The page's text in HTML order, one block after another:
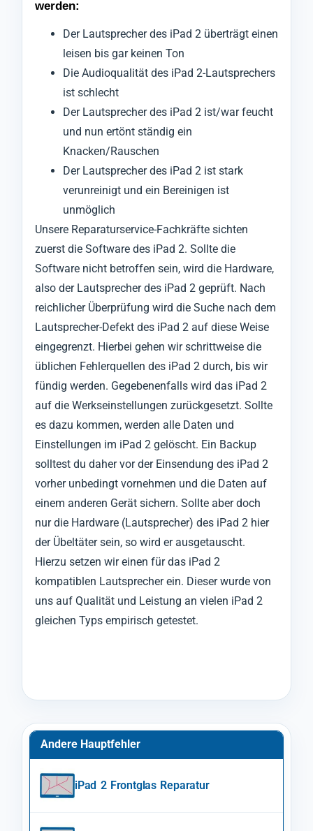
werden:
Der Lautsprecher des iPad 2 überträgt einen
leisen bis gar keinen Ton
Die Audioqualität des iPad 2-Lautsprechers
ist schlecht
Der Lautsprecher des iPad 2 ist/war feucht
und nun ertönt ständig ein
Knacken/Rauschen
Der Lautsprecher des iPad 2 ist stark
verunreinigt und ein Bereinigen ist
unmöglich
Unsere Reparaturservice-Fachkräfte sichten
zuerst die Software des iPad 2. Sollte die
Software nicht betroffen sein, wird die Hardware,
also der Lautsprecher des iPad 2 geprüft. Nach
reichlicher Überprüfung wird die Suche nach dem
Lautsprecher-Defekt des iPad 2 auf diese Weise
eingegrenzt. Hierbei gehen wir schrittweise die
üblichen Fehlerquellen des iPad 2 durch, bis wir
fündig werden. Gegebenenfalls wird das iPad 2
auf die Werkseinstellungen zurückgesetzt. Sollte
es dazu kommen, werden alle Daten und
Einstellungen im iPad 2 gelöscht. Ein Backup
solltest du daher vor der Einsendung des iPad 2
vorher unbedingt vornehmen und die Daten auf
einem anderen Gerät sichern. Sollte aber doch
nur die Hardware (Lautsprecher) des iPad 2 hier
der Übeltäter sein, so wird er ausgetauscht.
Hierzu setzen wir einen für das iPad 2
kompatiblen Lautsprecher ein. Dieser wurde von
uns auf Qualität und Leistung an vielen iPad 2
gleichen Typs empirisch getestet.
Andere Hauptfehler
iPad 2 Frontglas Reparatur